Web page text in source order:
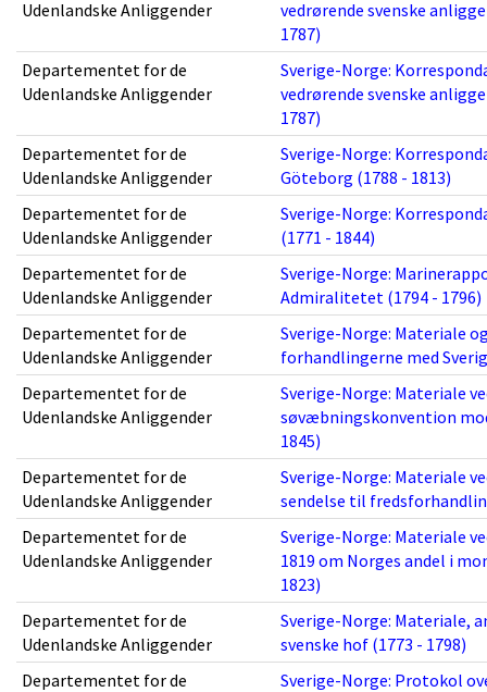
Udenlandske Anliggender
vedrørende svenske
1787)
Departementet for de
Udenlandske Anliggender
Sverige-Norge:
vedrørende svenske
1787)
Departementet for de
Udenlandske Anliggender
Sverige-Norge:
Göteborg (1788 - 1813)
Departementet for de
Udenlandske Anliggender
Sverige-Norge:
(1771 - 1844)
Departementet for de
Udenlandske Anliggender
Sverige-Norge:
Admiralitetet (1794 - 1796)
Departementet for de
Udenlandske Anliggender
Sverige-Norge: Materiale
forhandlingerne med
Departementet for de
Udenlandske Anliggender
Sverige-Norge: Materiale
søvæbningskonvention
1845)
Departementet for de
Udenlandske Anliggender
Sverige-Norge: Materiale
sendelse til
Departementet for de
Udenlandske Anliggender
Sverige-Norge: Materiale
1819 om Norges andel i
1823)
Departementet for de
Udenlandske Anliggender
Sverige-Norge: Materiale,
svenske hof (1773 - 1798)
Departementet for de
Sverige-Norge: Protokol